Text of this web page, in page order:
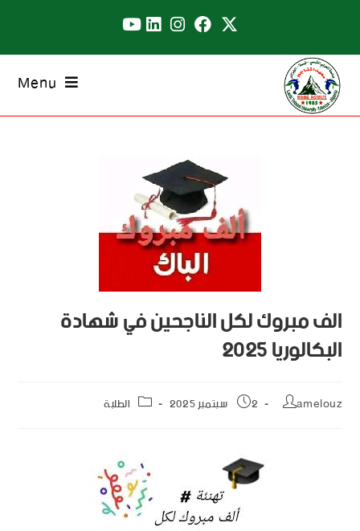
Menu
الف مبروك لكل الناجحين في شهادة
البكالوريا 2025
amelouz 2 سبتمبر 2025 الطلبة